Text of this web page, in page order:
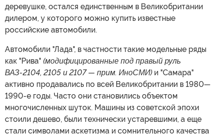
деревушке, остался единственным в Великобритании
дилером, у которого можно купить известные
российские автомобили.
Автомобили "Лада", в частности такие модельные ряды
как "Рива" (модифицированные под правый руль
ВАЗ-2104, 2105 и 2107 — прим. ИноСМИ) и "Самара"
активно продавались по всей Великобритании в 1980—
1990-е годы. Часто они становились объектом
многочисленных шуток. Машины из советской эпохи
стоили дешево, были технически устаревшими, а еще
стали символами аскетизма и сомнительного качества